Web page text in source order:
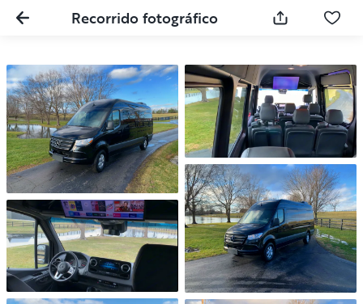
Recorrido fotográfico